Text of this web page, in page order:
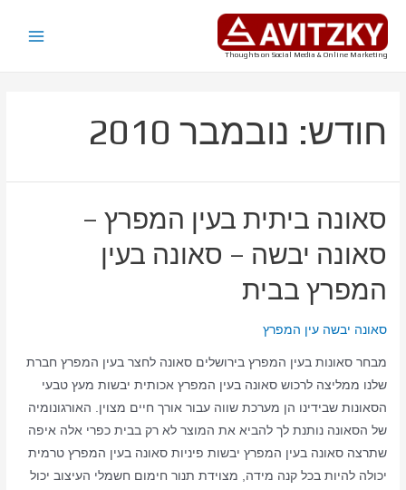
דילוג
לתוכן
Thoughts on Social Media & Online Marketing
חודש: נובמבר 2010
סאונה ביתית בעין המפרץ –
סאונה יבשה – סאונה בעין
המפרץ בבית
סאונה יבשה עין המפרץ
מבחר סאונות בעין המפרץ בירושלים סאונה לחצר בעין המפרץ חברת
שלנו ממליצה לרכוש סאונה בעין המפרץ אכותית יבשות מעץ טבעי
הסאונות שבידינו הן מערכת שווה עבור אורך חיים מצוין. האורגונומיה
של הסאונה נותנת לך להביא את המוצר לא רק בבית כפרי אלה איפה
שתרצה סאונה בעין המפרץ יבשות פיניות סאונה בעין המפרץ טרמית
יכולה להיות בכל קנה מידה, מצוידת תנור חימום חשמלי העיצוב יכול